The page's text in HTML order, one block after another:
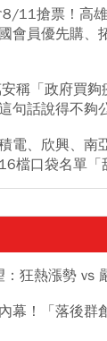
11搶票！高
會員優先購、
稱「政府買夠
句話說得不夠
電、欣興、
檔口袋名單「
狂熱漲勢 vs
幕！「落後群